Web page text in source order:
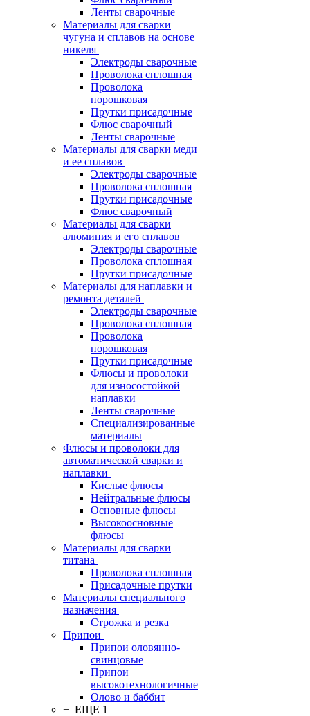
Ленты сварочные
Материалы для сварки
чугуна и сплавов на основе
никеля
Электроды сварочные
Проволока сплошная
Проволока
порошковая
Прутки присадочные
Флюс сварочный
Ленты сварочные
Материалы для сварки меди
и ее сплавов
Электроды сварочные
Проволока сплошная
Прутки присадочные
Флюс сварочный
Материалы для сварки
алюминия и его сплавов
Электроды сварочные
Проволока сплошная
Прутки присадочные
Материалы для наплавки и
ремонта деталей
Электроды сварочные
Проволока сплошная
Проволока
порошковая
Прутки присадочные
Флюсы и проволоки
для износостойкой
наплавки
Ленты сварочные
Специализированные
материалы
Флюсы и проволоки для
автоматической сварки и
наплавки
Кислые флюсы
Нейтральные флюсы
Основные флюсы
Высокоосновные
флюсы
Материалы для сварки
титана
Проволока сплошная
Присадочные прутки
Материалы специального
назначения
Строжка и резка
Припои
Припои оловянно-
свинцовые
Припои
высокотехнологичные
Олово и баббит
+ ЕЩЕ 1